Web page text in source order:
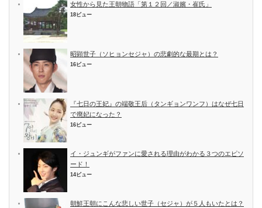
女性から見た王朝物語「第１２回／淑嬪・崔氏」
18ビュー
昭顕世子（ソヒョンセジャ）の悲劇的な最期とは？
16ビュー
『七日の王妃』の端敬王后（タンギョンワンフ）はなぜ七日
で廃妃になった？
16ビュー
イ・ジュンギがファンに愛される理由がわかる３つのエピソ
ード！
14ビュー
朝鮮王朝にこんな悲しい世子（セジャ）が５人もいたとは？